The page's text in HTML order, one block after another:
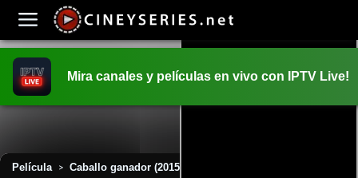
Mira canales y películas en vivo con IPTV Live!
Película > Caballo ganador (2015)